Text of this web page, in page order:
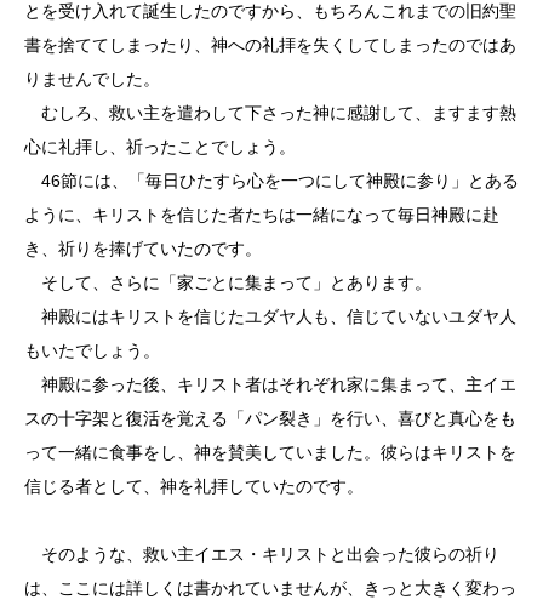
とを受け入れて誕生したのですから、もちろんこれまでの旧約聖
書を捨ててしまったり、神への礼拝を失くしてしまったのではあ
りませんでした。
むしろ、救い主を遣わして下さった神に感謝して、ますます熱
心に礼拝し、祈ったことでしょう。
46節には、「毎日ひたすら心を一つにして神殿に参り」とある
ように、キリストを信じた者たちは一緒になって毎日神殿に赴
き、祈りを捧げていたのです。
そして、さらに「家ごとに集まって」とあります。
神殿にはキリストを信じたユダヤ人も、信じていないユダヤ人
もいたでしょう。
神殿に参った後、キリスト者はそれぞれ家に集まって、主イエ
スの十字架と復活を覚える「パン裂き」を行い、喜びと真心をも
って一緒に食事をし、神を賛美していました。彼らはキリストを
信じる者として、神を礼拝していたのです。
そのような、救い主イエス・キリストと出会った彼らの祈り
は、ここには詳しくは書かれていませんが、きっと大きく変わっ